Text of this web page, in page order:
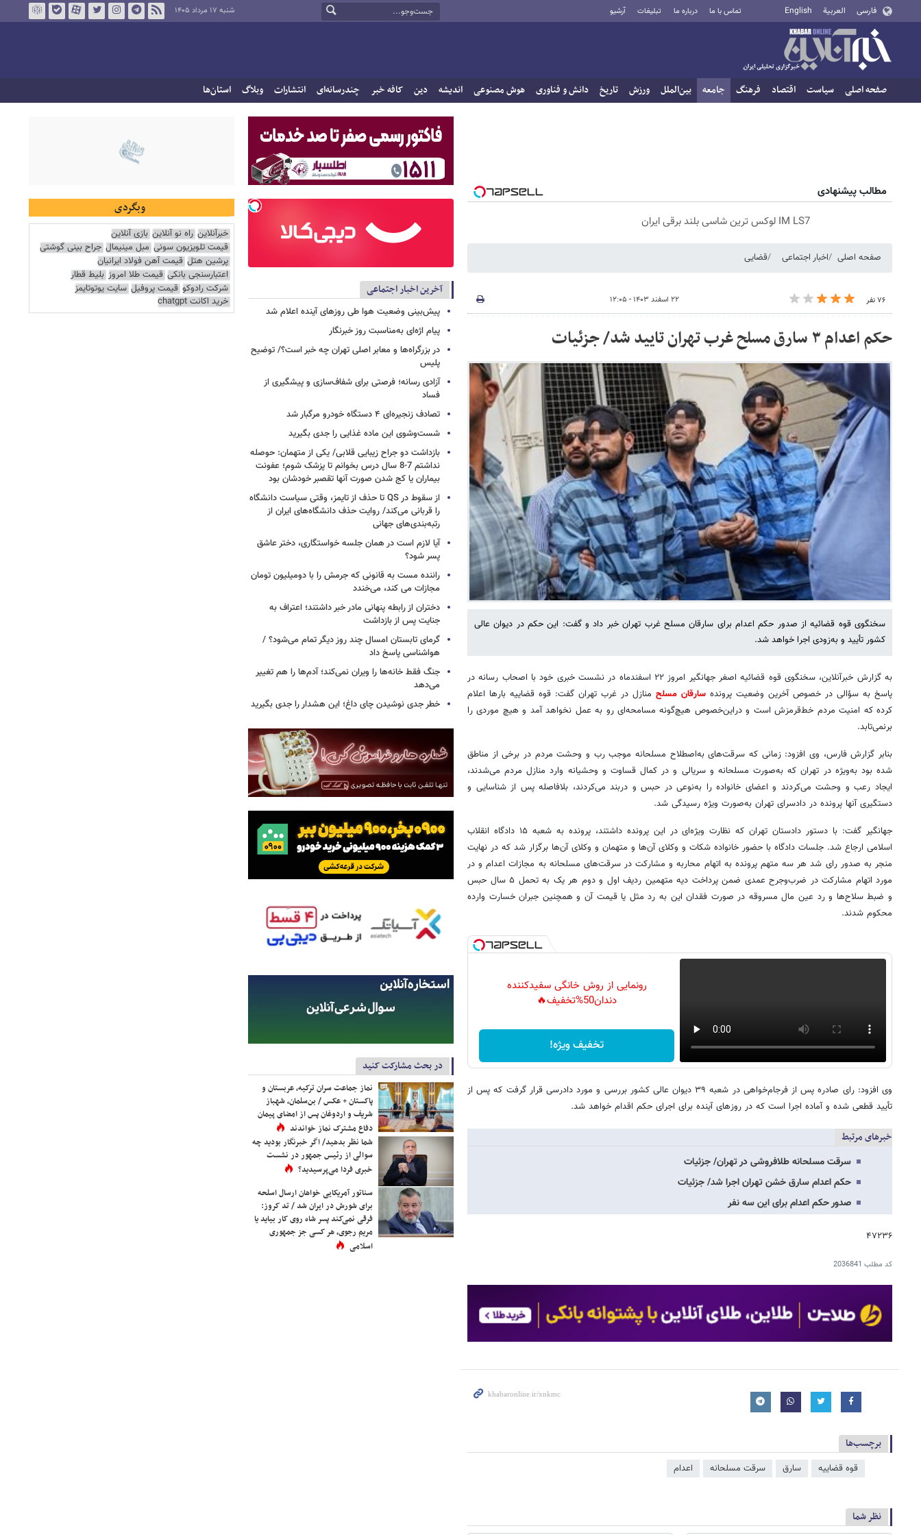
فارسی العربية English تماس با ما درباره ما تبلیغات آرشیو شنبه ۱۷ مرداد ۱۴۰۵
صفحه اصلی سیاست اقتصاد فرهنگ جامعه بین‌الملل ورزش تاریخ دانش و فناوری هوش مصنوعی اندیشه دین کافه خبر چندرسانه‌ای انتشارات وبلاگ استان‌ها
مطالب پیشنهادی
IM LS7 لوکس ترین شاسی بلند برقی ایران
صفحه اصلی اخبار اجتماعی قضایی
۷۶ نفر ۲۲ اسفند ۱۴۰۳ - ۱۲:۰۵
حکم اعدام ۳ سارق مسلح غرب تهران تایید شد/ جزئیات
سخنگوی قوه قضائیه از صدور حکم اعدام برای سارقان مسلح غرب تهران خبر داد و گفت: این حکم در دیوان عالی
کشور تأیید و به‌زودی اجرا خواهد شد.
به گزارش خبرآنلاین، سخنگوی قوه قضائیه اصغر جهانگیر امروز ۲۲ اسفندماه در نشست خبری خود با اصحاب رسانه در
پاسخ به سؤالی در خصوص آخرین وضعیت پرونده سارقان مسلح منازل در غرب تهران گفت: قوه قضاییه بارها اعلام
کرده که امنیت مردم خط‌قرمزش است و دراین‌خصوص هیچ‌گونه مسامحه‌ای رو به عمل نخواهد آمد و هیچ موردی را
برنمی‌تابد.
بنابر گزارش فارس، وی افزود: زمانی که سرقت‌های به‌اصطلاح مسلحانه موجب رب و وحشت مردم در برخی از مناطق
شده بود به‌ویژه در تهران که به‌صورت مسلحانه و سریالی و در کمال قساوت و وحشیانه وارد منازل مردم می‌شدند،
ایجاد رعب و وحشت می‌کردند و اعضای خانواده را به‌نوعی در حبس و دربند می‌کردند، بلافاصله پس از شناسایی و
دستگیری آنها پرونده در دادسرای تهران به‌صورت ویژه رسیدگی شد.
جهانگیر گفت: با دستور دادستان تهران که نظارت ویژه‌ای در این پرونده داشتند، پرونده به شعبه ۱۵ دادگاه انقلاب
اسلامی ارجاع شد. جلسات دادگاه با حضور خانواده شکات و وکلای آن‌ها و متهمان و وکلای آن‌ها برگزار شد که در نهایت
منجر به صدور رای شد هر سه متهم پرونده به اتهام محاربه و مشارکت در سرقت‌های مسلحانه به مجازات اعدام و در
مورد اتهام مشارکت در ضرب‌وجرح عمدی ضمن پرداخت دیه متهمین ردیف اول و دوم هر یک به تحمل ۵ سال حبس
و ضبط سلاح‌ها و رد عین مال مسروقه در صورت فقدان این به رد مثل یا قیمت‌ آن و همچنین جبران خسارت وارده
محکوم شدند.
رونمایی از روش خانگی سفیدکننده
دندان50%تخفیف🔥
تخفیف ویژه!
وی افزود: رای صادره پس از فرجام‌خواهی در شعبه ۳۹ دیوان عالی کشور بررسی و مورد دادرسی قرار گرفت که پس از
تأیید قطعی شده و آماده اجرا است که در روزهای آینده برای اجرای حکم اقدام خواهد شد.
خبرهای مرتبط
سرقت مسلحانه طلافروشی در تهران/ جزئیات
حکم اعدام سارق خشن تهران اجرا شد/ جزئیات
صدور حکم اعدام برای این سه نفر
۴۷۲۳۶
کد مطلب 2036841
برچسب‌ها
قوه قضاییه سارق سرقت مسلحانه اعدام
نظر شما
آخرین اخبار اجتماعی
پیش‌بینی وضعیت هوا طی روزهای آینده اعلام شد
پیام اژه‌ای به‌مناسبت روز خبرنگار
در بزرگراه‌ها و معابر اصلی تهران چه خبر است؟/ توضیح
پلیس
آزادی رسانه؛ فرصتی برای شفاف‌سازی و پیشگیری از
فساد
تصادف زنجیره‌ای ۴ دستگاه خودرو مرگبار شد
شست‌وشوی این ماده غذایی را جدی بگیرید
بازداشت دو جراح زیبایی قلابی/ یکی از متهمان: حوصله
نداشتم 7-8 سال درس بخوانم تا پزشک شوم؛ عفونت
بیماران یا کج شدن صورت آنها تقصبر خودشان بود
از سقوط در QS تا حذف از تایمز، وقتی سیاست دانشگاه
را قربانی می‌کند/ روایت حذف دانشگاه‌های ایران از
رتبه‌بندی‌های جهانی
آیا لازم است در همان جلسه خواستگاری، دختر عاشق
پسر شود؟
راننده مست به قانونی که جرمش را با دومیلیون تومان
مجازات می کند، می‌خندد
دختران از رابطه پنهانی مادر خبر داشتند؛ اعتراف به
جنایت پس از بازداشت
گرمای تابستان امسال چند روز دیگر تمام می‌شود؟ /
هواشناسی پاسخ داد
جنگ فقط خانه‌ها را ویران نمی‌کند؛ آدم‌ها را هم تغییر
می‌دهد
خطر جدی نوشیدن چای داغ؛ این هشدار را جدی بگیرید
در بحث مشارکت کنید
نماز جماعت سران ترکیه، عربستان و
پاکستان + عکس / بن‌سلمان، شهباز
شریف و اردوغان پس از امضای پیمان
دفاع مشترک نماز خواندند
شما نظر بدهید/ اگر خبرنگار بودید چه
سوالی از رئیس جمهور در نشست
خبری فردا می‌پرسیدید؟
سناتور آمریکایی خواهان ارسال اسلحه
برای شورش در ایران شد / تد کروز:
فرقی نمی‌کند پسر شاه روی کار بیاید یا
مریم رجوی، هر کسی جز جمهوری
اسلامی
وبگردی
خبرآنلاین راه نو آنلاین بازی آنلاین
قیمت تلویزیون سونی مبل مینیمال جراح بینی گوشتی
پرشین هتل قیمت آهن فولاد ایرانیان
اعتبارسنجی بانکی قیمت طلا امروز بلیط قطار
شرکت رادوکو قیمت پروفیل سایت یوتوتایمز
خرید اکانت chatgpt